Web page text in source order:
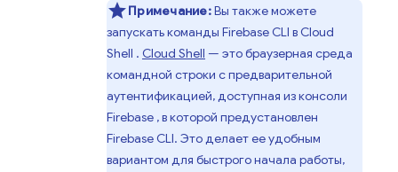
Примечание:Вы также можете
запускать команды Firebase CLI в Cloud
Shell . Cloud Shell — это браузерная среда
командной строки с предварительной
аутентификацией, доступная из консоли
Firebase , в которой предустановлен
Firebase CLI. Это делает ее удобным
вариантом для быстрого начала работы,